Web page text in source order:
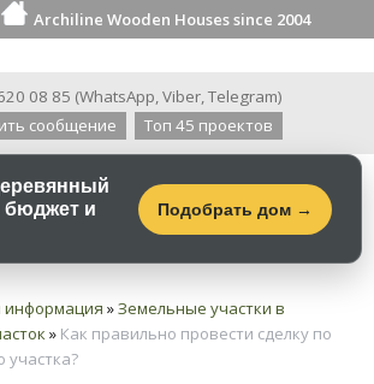
Archiline Wooden Houses since 2004
08 85 (WhatsApp,Viber,Telegram)
сообщение
Топ 45 проектов
и
Подобрать дом →
информация »Земельные участки в
» Как правильно провести сделку по
участка?